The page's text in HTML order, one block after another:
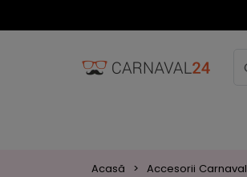
Acasă Accesorii Carnaval